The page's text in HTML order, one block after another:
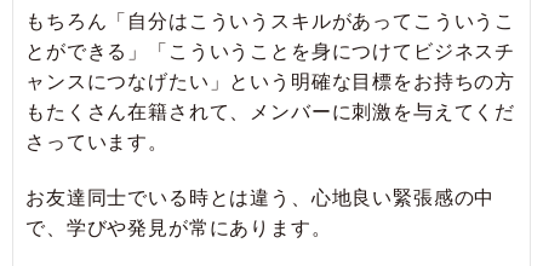
もちろん「自分はこういうスキルがあってこういうこ
とができる」「こういうことを身につけてビジネスチ
ャンスにつなげたい」という明確な目標をお持ちの方
もたくさん在籍されて、メンバーに刺激を与えてくだ
さっています。
お友達同士でいる時とは違う、心地良い緊張感の中
で、学びや発見が常にあります。